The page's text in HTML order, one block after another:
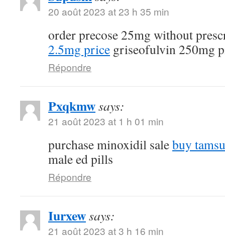
20 août 2023 at 23 h 35 min
order precose 25mg without
2.5mg price griseofulvin 250mg
Répondre
Pxqkmwsays:
21 août 2023 at 1 h 01 min
purchase minoxidil salebuy
male ed pills
Répondre
Iurxewsays:
21 août 2023 at 3 h 16 min